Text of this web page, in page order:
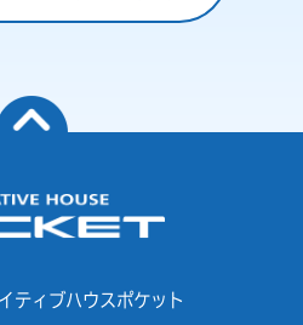
ティブハウスポケット